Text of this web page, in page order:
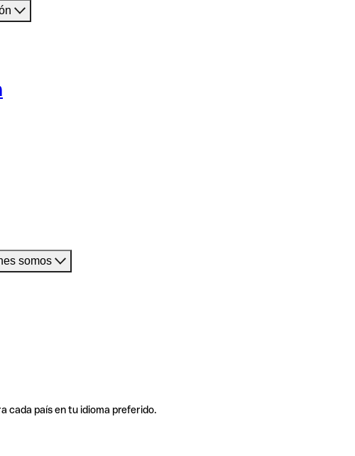
somos
cada país en tu idioma preferido.